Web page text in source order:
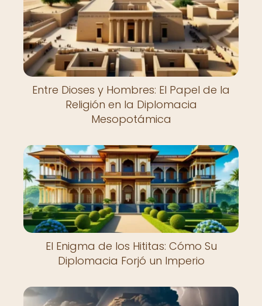
Entre Dioses y Hombres: El Papel de la
Religión en la Diplomacia
Mesopotámica
El Enigma de los Hititas: Cómo Su
Diplomacia Forjó un Imperio